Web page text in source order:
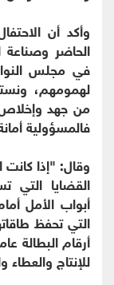
وأكد أن
الحاضر
في مجلس
لهمومهم،
من جهد وإخلاص
فالمسؤولية
وقال: "إذا كانت
القضايا التي
أبواب الأمل
التي تحفظ
أرقام البطالة
للإنتاج والعطاء